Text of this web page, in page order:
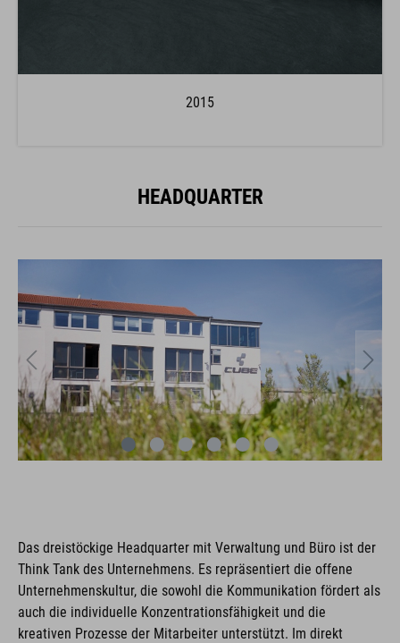
2015
HEADQUARTER
Das dreistöckige Headquarter mit Verwaltung und Büro ist der
Think Tank des Unternehmens. Es repräsentiert die offene
Unternehmenskultur, die sowohl die Kommunikation fördert als
auch die individuelle Konzentrationsfähigkeit und die
kreativen Prozesse der Mitarbeiter unterstützt. Im direkt